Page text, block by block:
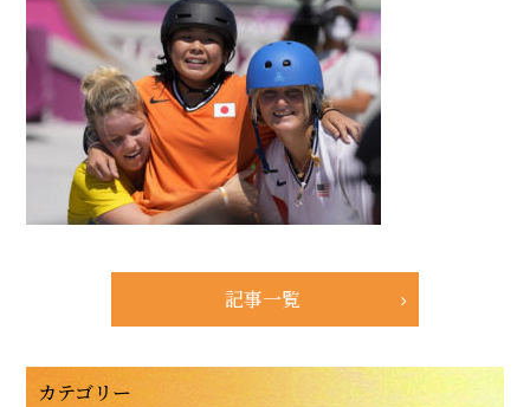
記事一覧
カテゴリー